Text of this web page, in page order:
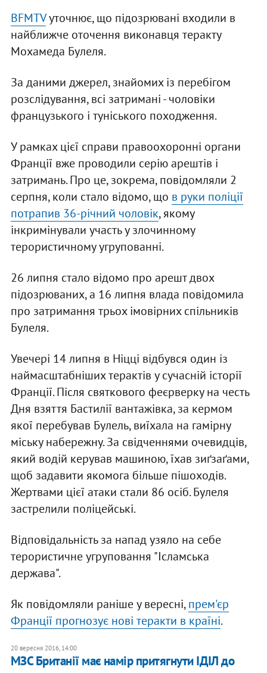
BFMTVуточнює, що підозрювані входили в
найближче оточення виконавця теракту
Мохамеда Булеля.
За даними джерел, знайомих із перебігом
розслідування, всі затримані - чоловіки
французького і туніського походження.
У рамках цієї справи правоохоронні органи
Франції вже проводили серію арештів і
затримань. Про це, зокрема, повідомляли 2
серпня, коли стало відомо, що в руки поліції
потрапив 36-річний чоловік, якому
інкримінували участь у злочинному
терористичному угрупованні.
26 липня стало відомо про арешт двох
підозрюваних, а 16 липня влада повідомила
про затримання трьох імовірних спільників
Булеля.
Увечері 14 липня в Ніцці відбувся один із
наймасштабніших терактів у сучасній історії
Франції. Після святкового феєрверку на честь
Дня взяття Бастилії вантажівка, за кермом
якої перебував Булель, виїхала на гамірну
міську набережну. За свідченнями очевидців,
який водій керував машиною, їхав зиґзаґами,
щоб задавити якомога більше пішоходів.
Жертвами цієї атаки стали 86 осіб. Булеля
застрелили поліцейські.
Відповідальність за напад узяло на себе
терористичне угруповання "Ісламська
держава".
Як повідомляли раніше у вересні,прем'єр
Франції прогнозує нові теракти в країні.
20 вересня 2016, 14:00
МЗС Британії має намір притягнути ІДІЛ до